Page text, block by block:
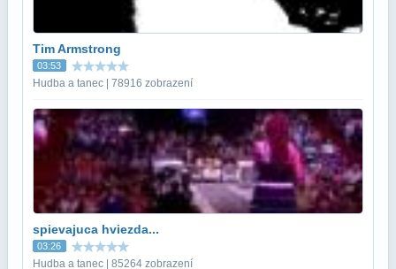
Tim Armstrong
03:53
Hudba a tanec | 78916 zobrazení
spievajuca hviezda...
03:26
Hudba a tanec | 85264 zobrazení